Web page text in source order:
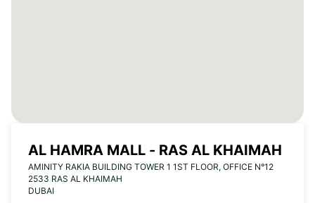
AL HAMRA MALL - RAS AL KHAIMAH
AMINITY RAKIA BUILDING TOWER 1 1ST FLOOR, OFFICE N°12
2533 RAS AL KHAIMAH
DUBAI